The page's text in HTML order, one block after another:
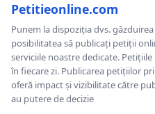
Petitieonline.com
Punem la dispoziția dvs.
posibilitatea să publicați petiții
serviciile noastre dedicate.
în fiecare zi. Publicarea petițiilor
oferă impact și vizibilitate către
au putere de decizie